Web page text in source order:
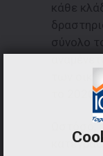
κάθε
σύνολο
των
το 2020.
Ωστόσο,